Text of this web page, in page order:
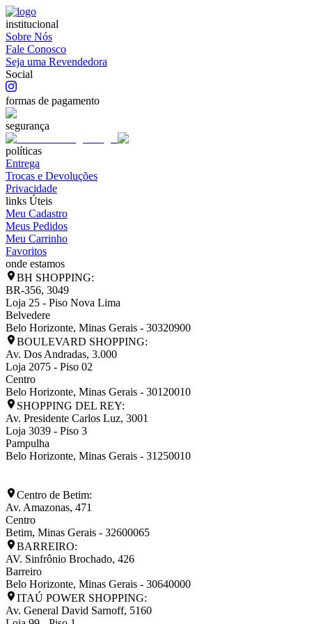
institucional
Sobre Nós
Fale Conosco
Seja uma Revendedora
Social
formas de pagamento
segurança
políticas
Entrega
Trocas e Devoluções
Privacidade
links Úteis
Meu Cadastro
Meus Pedidos
Meu Carrinho
Favoritos
onde estamos
BH SHOPPING:
BR-356, 3049
Loja 25 - Piso Nova Lima
Belvedere
Belo Horizonte, Minas Gerais - 30320900
BOULEVARD SHOPPING:
Av. Dos Andradas, 3.000
Loja 2075 - Piso 02
Centro
Belo Horizonte, Minas Gerais - 30120010
SHOPPING DEL REY:
Av. Presidente Carlos Luz, 3001
Loja 3039 - Piso 3
Pampulha
Belo Horizonte, Minas Gerais - 31250010
Centro de Betim:
Av. Amazonas, 471
Centro
Betim, Minas Gerais - 32600065
BARREIRO:
AV. Sinfrônio Brochado, 426
Barreiro
Belo Horizonte, Minas Gerais - 30640000
ITAÚ POWER SHOPPING:
Av. General David Sarnoff, 5160